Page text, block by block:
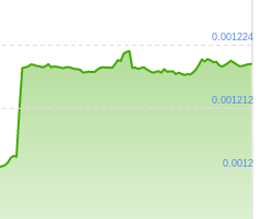
0.0012
0.001212
0.001224